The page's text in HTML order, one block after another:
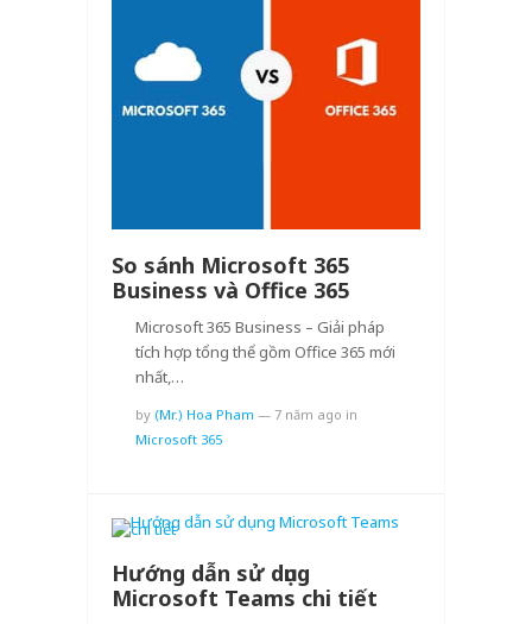
So sánh Microsoft 365
Business và Office 365
Microsoft 365 Business – Giải pháp
tích hợp tổng thể gồm Office 365 mới
nhất,…
by (Mr.) Hoa Pham — 7 năm ago in
Microsoft 365
Hướng dẫn sử dụng
Microsoft Teams chi tiết